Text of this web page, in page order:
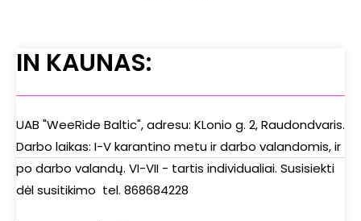
IN KAUNAS:
UAB "WeeRide Baltic", adresu: KLonio g. 2, Raudondvaris.
Darbo laikas: I-V karantino metu ir darbo valandomis, ir
po darbo valandų. VI-VII - tartis individualiai. Susisiekti
dėl susitikimo tel. 868684228